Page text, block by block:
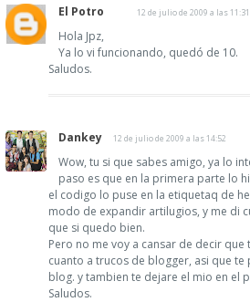
El Potro 12 de julio de 2009 a las 11:31
Hola Jpz,
Ya lo vi funcionando, quedó de 10.
Saludos.
Dankey 12 de julio de 2009 a las 14:52
Wow, tu si que sabes amigo, ya lo
paso es que en la primera parte lo
el codigo lo puse en la etiquetaq de
modo de expandir artilugios, y me di
que si quedo bien.
Pero no me voy a cansar de decir que
cuanto a trucos de blogger, asi que
blog. y tambien te dejare el mio en el
Saludos.